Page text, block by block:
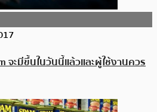
จะมีขึ้นในวันนี้แล้วและผู้ใช้งานควร